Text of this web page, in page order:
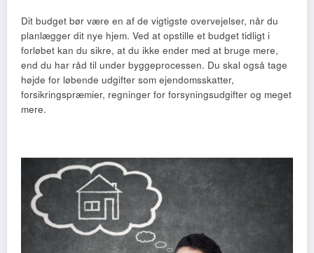
Dit budget bør være en af de vigtigste overvejelser, når du
planlægger dit nye hjem. Ved at opstille et budget tidligt i
forløbet kan du sikre, at du ikke ender med at bruge mere,
end du har råd til under byggeprocessen. Du skal også tage
højde for løbende udgifter som ejendomsskatter,
forsikringspræmier, regninger for forsyningsudgifter og meget
mere.